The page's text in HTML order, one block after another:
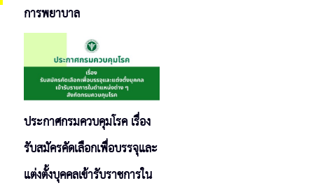
การพยาบาล
ประกาศกรมควบคุมโรค เรื่อง
รับสมัครคัดเลือกเพื่อบรรจุและ
แต่งตั้งบุคคลเข้ารับราชการใน